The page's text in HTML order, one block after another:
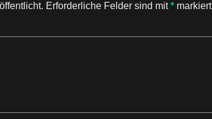
Erforderliche Felder sind mit* markiert